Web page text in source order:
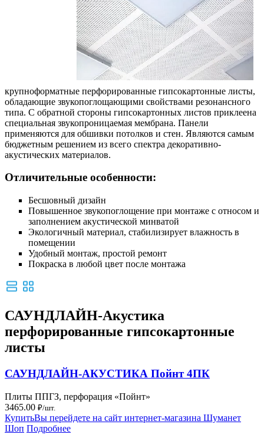
крупноформатные перфорированные гипсокартонные листы,
обладающие звукопоглощающими свойствами резонансного
типа. С обратной стороны гипсокартонных листов приклеена
специальная звукопроницаемая мембрана. Панели
применяются для обшивки потолков и стен. Являются самым
бюджетным решением из всего спектра декоративно-
акустических материалов.
Отличительные особенности:
Бесшовный дизайн
Повышенное звукопоглощение при монтаже с относом и
заполнением акустической минватой
Экологичный материал, стабилизирует влажность в
помещении
Удобный монтаж, простой ремонт
Покраска в любой цвет после монтажа
САУНДЛАЙН-Акустика
перфорированные гипсокартонные
листы
САУНДЛАЙН-АКУСТИКА Пойнт 4ПК
Плиты ППГЗ, перфорация «Пойнт»
3465.00 ₽/шт.
КупитьВы перейдете на сайт интернет-магазина Шуманет
Шоп Подробнее